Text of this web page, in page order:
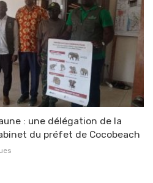
: une délégation de la
du préfet de Cocobeach